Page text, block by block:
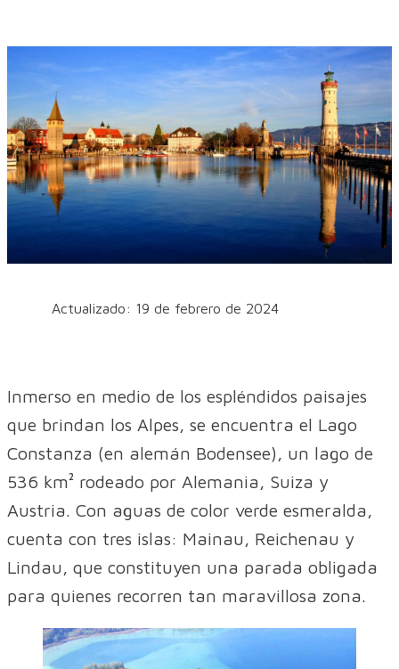
Actualizado: 19 de febrero de 2024
Inmerso en medio de los espléndidos paisajes
que brindan los Alpes, se encuentra el Lago
Constanza (en alemán Bodensee), un lago de
536 km² rodeado por Alemania, Suiza y
Austria. Con aguas de color verde esmeralda,
cuenta con tres islas: Mainau, Reichenau y
Lindau, que constituyen una parada obligada
para quienes recorren tan maravillosa zona.